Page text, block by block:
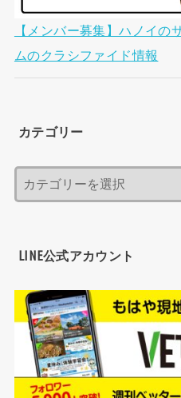
【メンバー募集】ハノイの
ムのクラシファイド情報
カテゴリー
LINE公式アカウント